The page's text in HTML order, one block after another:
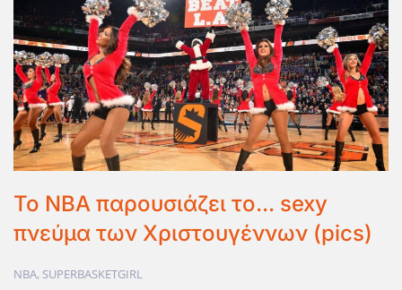
Το ΝΒΑ παρουσιάζει το... sexy
πνεύμα των Χριστουγέννων (pics)
ΝΒΑ, SUPERBASKETGIRL